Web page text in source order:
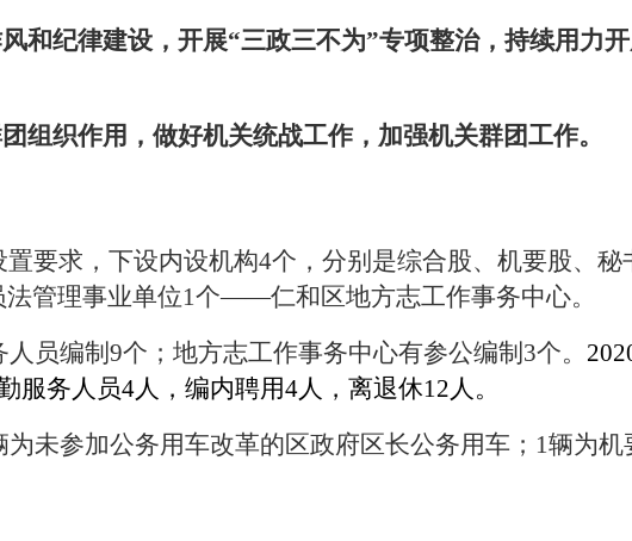
和纪律建设，开展“三政三不为”专项整治，持续用力
组织作用，做好机关统战工作，加强机关群团工作。
要求，下设内设机构4个，分别是综合股、机要股、秘
管理事业单位1个——仁和区地方志工作事务中心。
员编制 9个；地方志工作事务中心有参公编制 3个。
服务人员4人，编内聘用4人，离退休12人。
为未参加公务用车改革的区政府区长公务用车； 1辆为机